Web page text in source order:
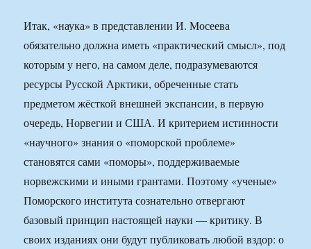
Итак, «наука» в представлении И. Мосеева
обязательно должна иметь «практический смысл», под
которым у него, на самом деле, подразумеваются
ресурсы Русской Арктики, обреченные стать
предметом жёсткой внешней экспансии, в первую
очередь, Норвегии и США. И критерием истинности
«научного» знания о «поморской проблеме»
становятся сами «поморы», поддерживаемые
норвежскими и иными грантами. Поэтому «ученые»
Поморского института сознательно отвергают
базовый принцип настоящей науки — критику. В
своих изданиях они будут публиковать любой вздор: о